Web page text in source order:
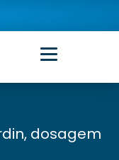
dosagem